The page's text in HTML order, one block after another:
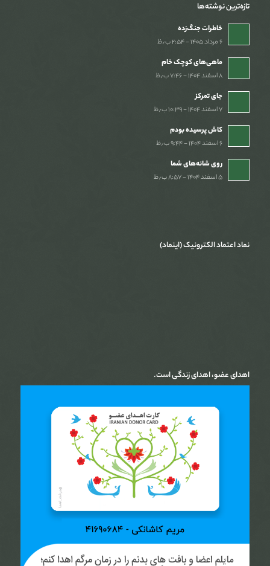
تازه‌ترین نوشته‌ها
خاطرات جنگ‌‌زده
۶ مرداد ۱۴۰۵ - ۲:۵۴ ب٫ظ
ماهی‌های کوچک خام
۸ اسفند ۱۴۰۴ - ۷:۴۶ ب٫ظ
جای تمرکز
۷ اسفند ۱۴۰۴ - ۱۰:۳۹ ب٫ظ
کاش پرسیده بودم
۶ اسفند ۱۴۰۴ - ۹:۴۴ ب٫ظ
روی شانه‌های شما
۵ اسفند ۱۴۰۴ - ۸:۵۷ ب٫ظ
نماد اعتماد الکترونیک (اینماد)
اهدای عضو، اهدای زندگی است.